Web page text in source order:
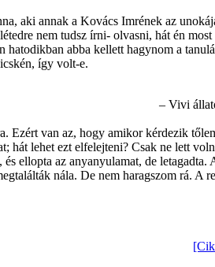
aki annak a Kovács Imrének az
nem tudsz írni- olvasni, hát én
hatodikban abba kellett hagynom a
így volt-e.
– Vivi
Ezért van az, hogy amikor kérdezik
hát lehet ezt elfelejteni? Csak ne lett
ellopta az anyanyulamat, de
nála. De nem haragszom rá. A